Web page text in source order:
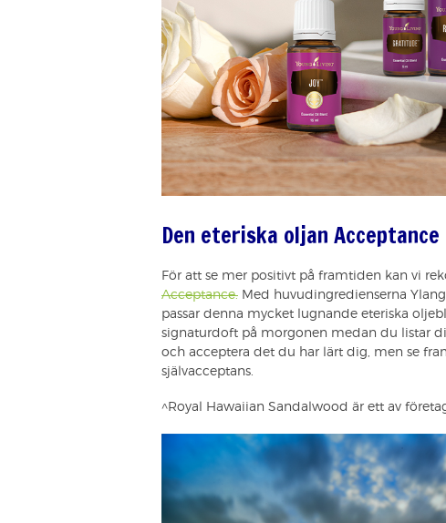
Den eteriska oljan
För att se mer positivt på framtiden kan vi
Acceptance. Med huvudingredienserna Ylang
passar denna mycket lugnande eteriska
signaturdoft på morgonen medan du listar
och acceptera det du har lärt dig, men se
självacceptans.
^Royal Hawaiian Sandalwood är ett av